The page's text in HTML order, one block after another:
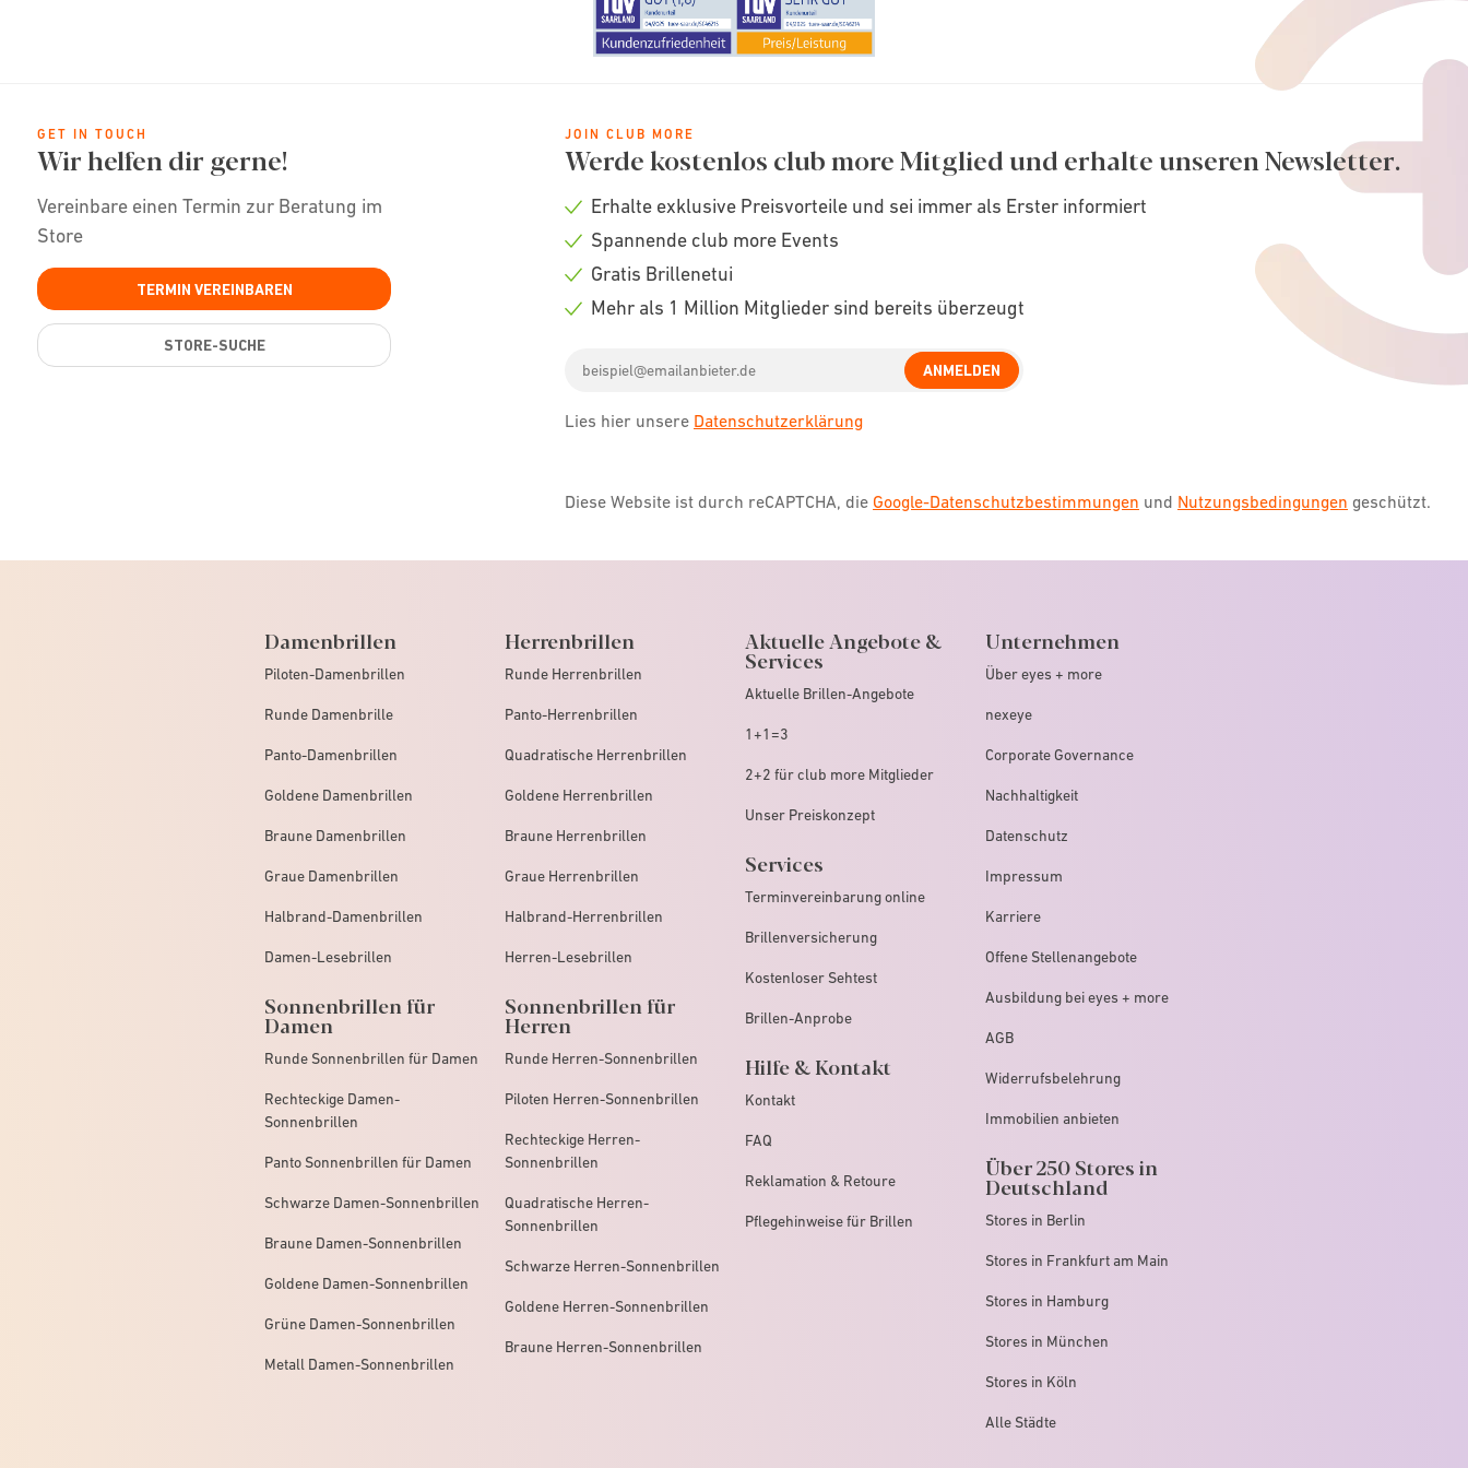
GET IN TOUCH
Wir helfen dir gerne!
Vereinbare einen Termin zur Beratung im
Store
TERMIN VEREINBAREN
STORE-SUCHE
JOIN CLUB MORE
Werde kostenlos club more Mitglied und erhalte unseren Newsletter.
Check
Erhalte exklusive Preisvorteile und sei immer als Erster informiert
Check
Spannende club more Events
Check
Gratis Brillenetui
Mehr als 1 Million Mitglieder sind bereits überzeugt
address
ANMELDEN
Lies hier unsere Datenschutzerklärung
Diese Website ist durch reCAPTCHA, die Google-Datenschutzbestimmungen und Nutzungsbedingungen geschützt.
Damenbrillen
Piloten-Damenbrillen
Runde Damenbrille
Panto-Damenbrillen
Goldene Damenbrillen
Braune Damenbrillen
Graue Damenbrillen
Halbrand-Damenbrillen
Damen-Lesebrillen
Sonnenbrillen für
Damen
Runde Sonnenbrillen für Damen
Rechteckige Damen-
Sonnenbrillen
Panto Sonnenbrillen für Damen
Schwarze Damen-Sonnenbrillen
Braune Damen-Sonnenbrillen
Goldene Damen-Sonnenbrillen
Grüne Damen-Sonnenbrillen
Metall Damen-Sonnenbrillen
Herrenbrillen
Runde Herrenbrillen
Panto-Herrenbrillen
Quadratische Herrenbrillen
Goldene Herrenbrillen
Braune Herrenbrillen
Graue Herrenbrillen
Halbrand-Herrenbrillen
Herren-Lesebrillen
Sonnenbrillen für
Herren
Runde Herren-Sonnenbrillen
Piloten Herren-Sonnenbrillen
Rechteckige Herren-
Sonnenbrillen
Quadratische Herren-
Sonnenbrillen
Schwarze Herren-Sonnenbrillen
Goldene Herren-Sonnenbrillen
Braune Herren-Sonnenbrillen
Aktuelle Angebote &
Services
Aktuelle Brillen-Angebote
1+1=3
2+2 für club more Mitglieder
Unser Preiskonzept
Services
Terminvereinbarung online
Brillenversicherung
Kostenloser Sehtest
Brillen-Anprobe
Hilfe & Kontakt
Kontakt
FAQ
Reklamation & Retoure
Pflegehinweise für Brillen
Unternehmen
Über eyes + more
nexeye
Corporate Governance
Nachhaltigkeit
Datenschutz
Impressum
Karriere
Offene Stellenangebote
Ausbildung bei eyes + more
AGB
Widerrufsbelehrung
Immobilien anbieten
Über 250 Stores in
Deutschland
Stores in Berlin
Stores in Frankfurt am Main
Stores in Hamburg
Stores in München
Stores in Köln
Alle Städte